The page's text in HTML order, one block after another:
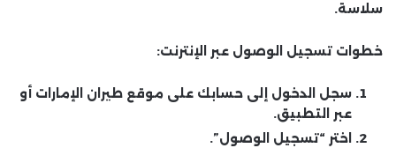
سلاسة.
خطوات تسجيل الوصول عبر الإنترنت:
سجل الدخول إلى حسابك على موقع طيران الإمارات أو
عبر التطبيق.
اختر “تسجيل الوصول”.